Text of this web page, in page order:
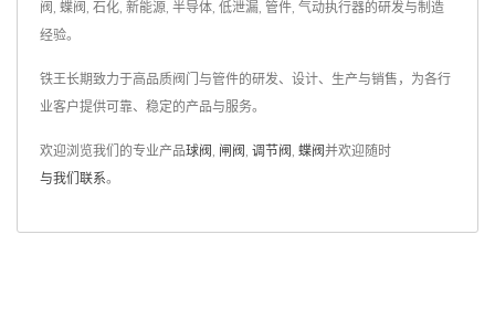
阀, 蝶阀, 石化, 新能源, 半导体, 低泄漏, 管件, 气动执行器的研发与制造
经验。
铁王长期致力于高品质阀门与管件的研发、设计、生产与销售，为各行
业客户提供可靠、稳定的产品与服务。
欢迎浏览我们的专业产品球阀 闸阀 调节阀 蝶阀并欢迎随时
与我们联系。